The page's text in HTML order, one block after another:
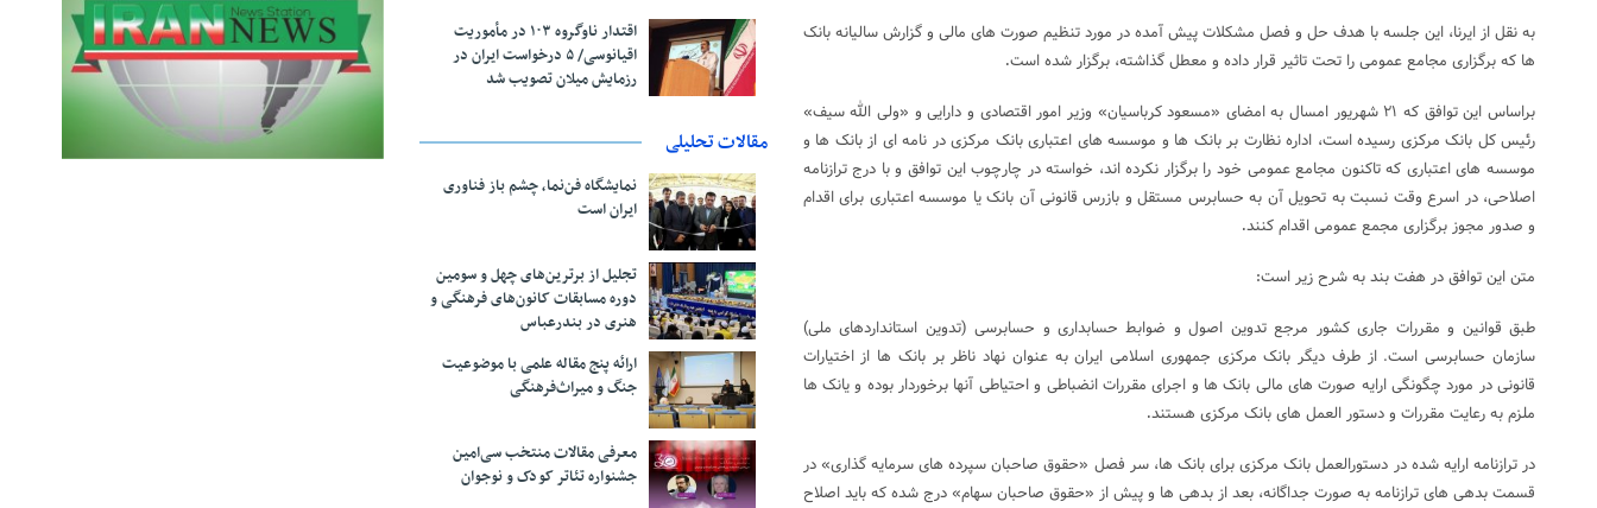
به نقل از ایرنا، این جلسه با هدف حل و فصل مشکلات پیش آمده در مورد تنظیم صورت های مالی و گزارش سالیانه بانک
ها که برگزاری مجامع عمومی را تحت تاثیر قرار داده و معطل گذاشته، برگزار شده است.
براساس این توافق که ۲۱ شهریور امسال به امضای «مسعود کرباسیان» وزیر امور اقتصادی و دارایی و «ولی الله سیف»
رئیس کل بانک مرکزی رسیده است، اداره نظارت بر بانک ها و موسسه های اعتباری بانک مرکزی در نامه ای از بانک ها و
موسسه های اعتباری که تاکنون مجامع عمومی خود را برگزار نکرده اند، خواسته در چارچوب این توافق و با درج ترازنامه
اصلاحی، در اسرع وقت نسبت به تحویل آن به حسابرس مستقل و بازرس قانونی آن بانک یا موسسه اعتباری برای اقدام
و صدور مجوز برگزاری مجمع عمومی اقدام کنند.
متن این توافق در هفت بند به شرح زیر است:
طبق قوانین و مقررات جاری کشور مرجع تدوین اصول و ضوابط حسابداری و حسابرسی (تدوین استانداردهای ملی)
سازمان حسابرسی است. از طرف دیگر بانک مرکزی جمهوری اسلامی ایران به عنوان نهاد ناظر بر بانک ها از اختیارات
قانونی در مورد چگونگی ارایه صورت های مالی بانک ها و اجرای مقررات انضباطی و احتیاطی آنها برخوردار بوده و یانک ها
ملزم به رعایت مقررات و دستور العمل های بانک مرکزی هستند.
در ترازنامه ارایه شده در دستورالعمل بانک مرکزی برای بانک ها، سر فصل «حقوق صاحبان سپرده های سرمایه گذاری» در
قسمت بدهی های ترازنامه به صورت جداگانه، بعد از بدهی ها و پیش از «حقوق صاحبان سهام» درج شده که باید اصلاح
اقتدار ناوگروه ۱۰۳ در مأموریت‌
اقیانوسی/ ۵ درخواست ایران در
رزمایش میلان تصویب شد
مقالات تحلیلی
نمایشگاه فن‌نما، چشم باز فناوری
ایران است
تجلیل از بر‌ترین‌های چهل و سومین
دوره مسابقات کانون‌های فرهنگی و
هنری در بندرعباس
ارائه پنج مقاله علمی با موضوعیت
جنگ و میراث‌فرهنگی
معرفی مقالات منتخب سی‌امین
جشنواره تئاتر کودک و نوجوان